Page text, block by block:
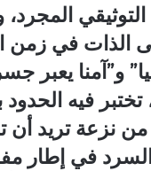
التوثيقي
الذات في زمن
و”آمنا يعبر جسر
فيه الحدود
نزعة تريد أن
السرد في